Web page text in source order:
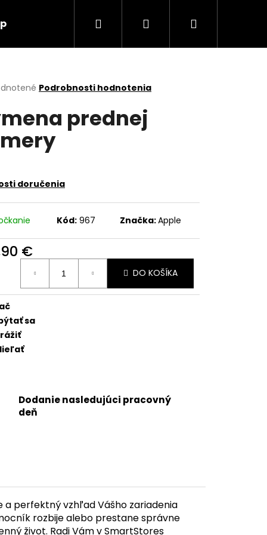
Kontakt
Hľadať PrihlásenieNákupný
Podrobnosti hodnotenia
prednej
doručenia
Kód: 967 Značka:Apple
€
DO KOŠÍKA
sa
Dodanie nasledujúci pracovný
deň
a perfektný vzhľad Vášho zariadenia
rozbije alebo prestane správne
život. Radi Vám v SmartStores
SKLO ZADNÉHO
+ BEZDRÔTOVÉ
BLESK + MIKROFÓN +
KRÚŽOK +
/ GREEN) -